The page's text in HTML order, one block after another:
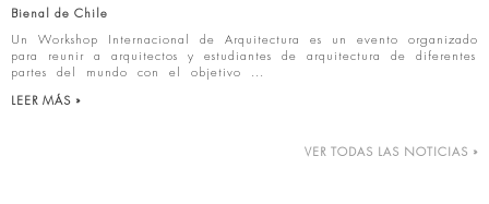
Bienal de Chile
Un Workshop Internacional de Arquitectura es un evento organizado
para reunir a arquitectos y estudiantes de arquitectura de diferentes
partes del mundo con el objetivo
LEER MÁS »
VER TODAS LAS NOTICIAS »